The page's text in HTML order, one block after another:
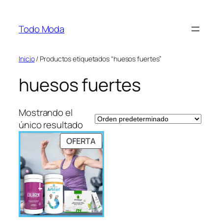
contenido
Todo Moda
Inicio/ Productos etiquetados “huesos fuertes”
huesos fuertes
Mostrando el
único resultado
OFERTAPRODUCTO
EN
OFERTA